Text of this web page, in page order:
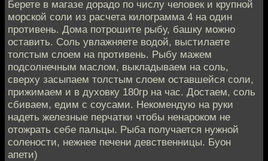
Берете в магазе дорадо по числу человек и крупной
морской соли из расчета килограмма 4 на один
противень. Дома потрошите рыбу, башку можно
оставить. Соль увлажняете водой, выстилаете
толстым слоем на противень. Рыбу мажем
подсолнечным маслом, выкладываем на соль,
сверху засыпаем толстым слоем оставшейся соли,
прижимаем и в духовку 180гр на час. Достаем, соль
сбиваем, едим с соусами. Некомендую на руки
надеть железные перчатки чтобы ненароком не
отожрать себе пальцы. Рыба получается нужной
солености, нежнее печени девственницы. Буон
апети)